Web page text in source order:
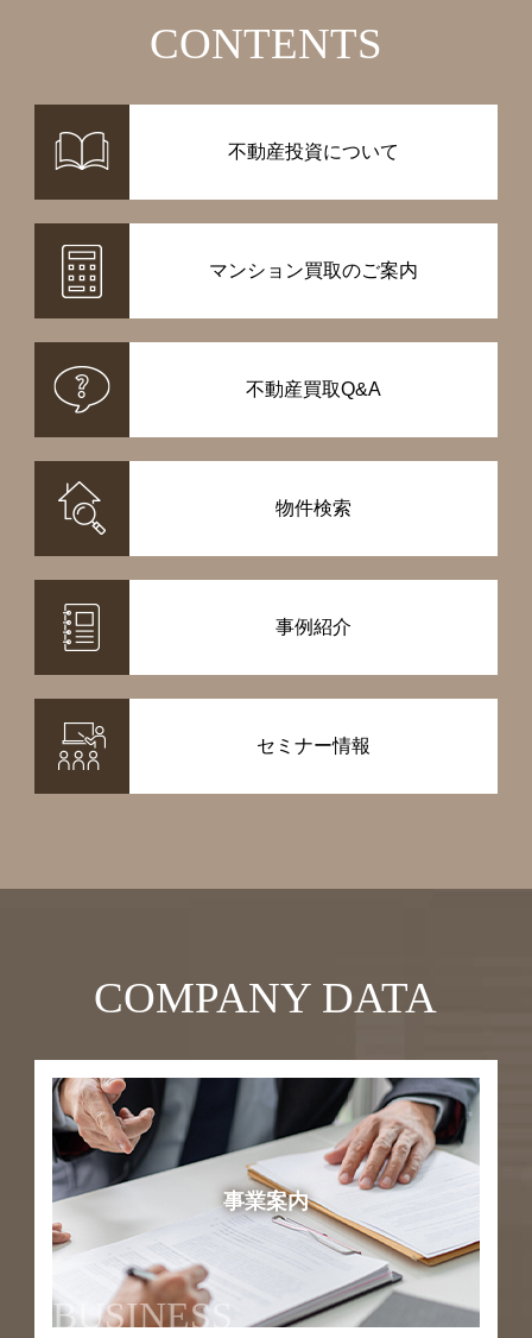
CONTENTS
不動産投資について
マンション買取のご案内
不動産買取Q&A
物件検索
事例紹介
セミナー情報
COMPANY DATA
事業案内
BUSINESS